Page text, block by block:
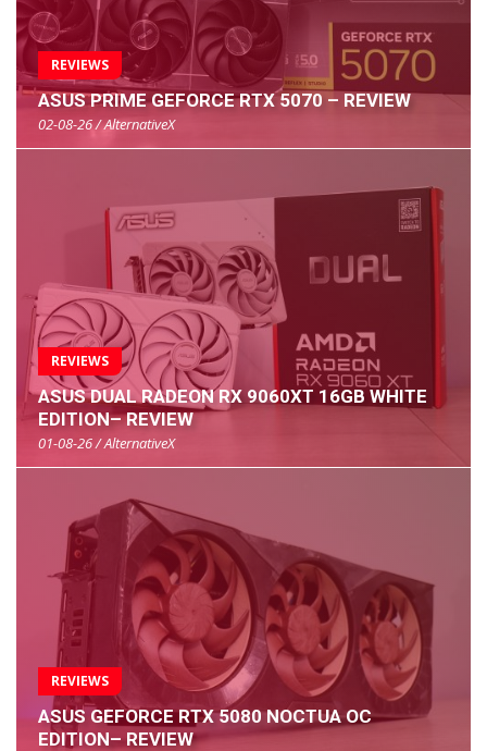
REVIEWS
ASUS PRIME GEFORCE RTX 5070 – REVIEW
02-08-26 / AlternativeX
REVIEWS
ASUS DUAL RADEON RX 9060XT 16GB WHITE
EDITION– REVIEW
01-08-26 / AlternativeX
REVIEWS
ASUS GEFORCE RTX 5080 NOCTUA OC
EDITION– REVIEW